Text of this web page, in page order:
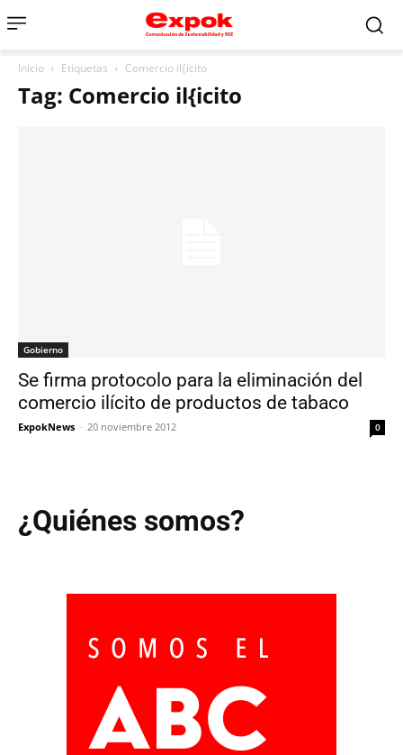
Inicio Etiquetas Comercio il{icito
Tag: Comercio il{icito
Gobierno
Se firma protocolo para la eliminación del
comercio ilícito de productos de tabaco
ExpokNews - 20 noviembre 2012 0
¿Quiénes somos?